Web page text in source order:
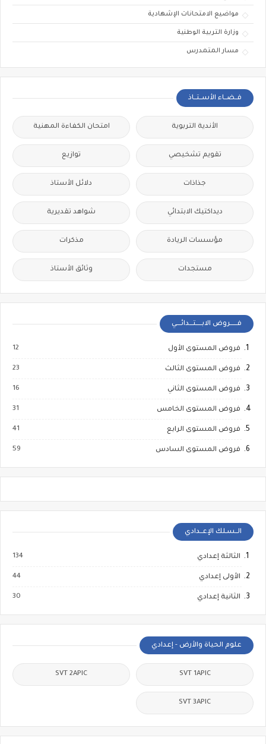
مواضيع الامتحانات الإشهادية
وزارة التربية الوطنية
مسار المتمدرس
فــضــاء الأســتــاذ
الأندية التربوية امتحان الكفاءة المهنية
تقويم تشخيصي توازيع
جذاذات دلائل الأستاذ
ديداكتيك الابتدائي شواهد تقديرية
مؤسسات الريادة مذكرات
مستجدات وثائق الأستاذ
فــــــروض الابـــــتـــدائــــي
فروض المستوى الأول 12
فروض المستوى الثالث 23
فروض المستوى الثاني 16
فروض المستوى الخامس 31
فروض المستوى الرابع 41
فروض المستوى السادس 59
الــسـلك الإعــدادي
الثالثة إعدادي 134
الأولى إعدادي 44
الثانية إعدادي 30
علوم الحياة والأرض - إعدادي
SVT 1APIC
SVT 2APIC
SVT 3APIC